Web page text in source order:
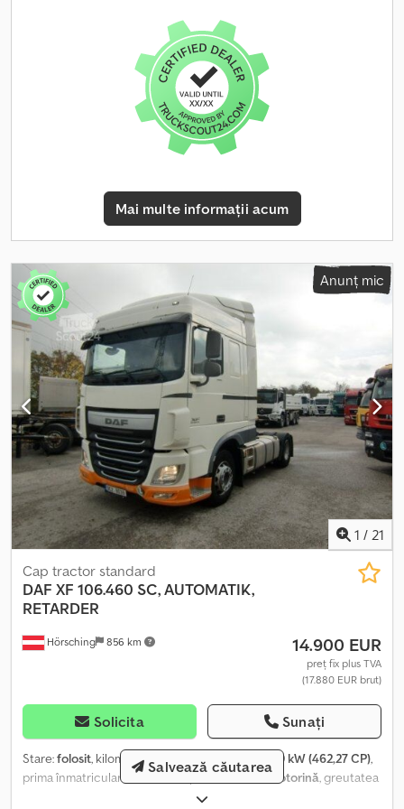
21.10.2025, la 670.324 km !!! Unitate de control a motorului nouă,
înlocuită la data de 12.08.2025, la 652.974 km !!! !!! Axă portantă și
direcțională / Axă de ridicare și direcție !!! L !!! Axă de direcție
hidraulică - FĂRĂ COMPONENTE ELECTRICE / Axă de direcție
hidraulică - Fără sistem electric !!! DAF XF 106.510 SSC, vehicul de
mare tonaj, configurație 6x2-4, EURO 6, transmisie manuală, 16
trepte, retarder, spoiler pe acoperiș și pe lateral, 2 paturi, cutie
frigorifică, aspirator, sistem de climatizare + climatizare staționară,
+ asistență la frânarea de urgență + LDWS „asistență pentru
menținerea benzii”, scaun cu suspensie pentru șofer RECARO, cu
cotiere + încălzire a scaunului + climatizare a scaunului, scaun cu
computer de bord, radio-CD „AUX-USB-Bluetooth-telefonie”,
radio CB, tahograf digital, SV, închidere centralizată cu
telecomandă, geamuri electrice, oglinzi electrice încălzite, AEBS,
TC „controlul tracțiunii”, parasolar, lumini de zi LED, faruri de
ceață, bară de protecție pentru faruri, 2 lumini de avertizare
rotative, 4 claxoane pneumatice, sistem integral de suspensie
spate, 1 rezervor, 1 cutie de depozitare din oțel inoxidabil, cabină
cu suspensie pneumatică, suspensie: arc / aer / aer, blocare
diferențial pe puntea spate, etc. Crsdpfx Aozp S Dwecfsf
Anvelope, prima axă: 385 / 65 R 22,5, adâncimea profilului: 12 / 12
mm Anvelope, a doua axă: 385 / 55 R 22,5, adâncimea profilului: 9 / 7
mm Anvelope, a treia axă: 315 / 70 R 22,5, adâncimea profilului: 9 / 9
/ 9 / 9 mm ITP valabil până la, inspecție tehnică specială valabilă
până la 03-2027 !!! VORBESC POLONEZĂ !!! VORBIM ENGLEZĂ !!!
Mai multe informații acum
Anunț mic
1 / 21
Hörsching 856 km
Cap tractor standard
DAF XF 106.460 SC, AUTOMATIK,
RETARDER
14.900 EUR
preț fix plus TVA
(17.880 EUR brut)
Solicita Sunați
Stare:folosit, kilometraj: 660.199 km , putere: 340 kW (462,27 CP),
prima înmatriculare:
08/2017 , tip combustibil:motorină, greutatea
18.000 kg
Salvează căutarea